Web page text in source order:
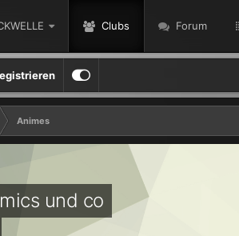
Clubs Forum
Animes
und co